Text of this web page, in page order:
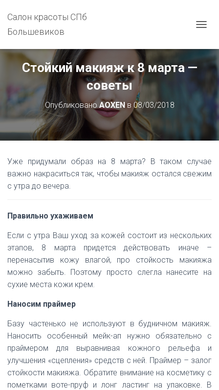
Салон красоты СПб
Большевиков
Р
И
Г
Стойкий макияж к 8 марта —
советы
Опубликовано AOXENв 08/03/2018
Уже придумали образ на 8 марта? В таком случае
важно накраситься так, чтобы макияж остался свежим
с утра до вечера.
Правильно ухаживаем
Если с утра Ваш уход за кожей состоит из нескольких
этапов, 8 марта придется действовать иначе –
перенасытив кожу влагой, про стойкость макияжа
можно забыть. Поэтому просто слегла нанесите на
сухие места кожи крем.
Наносим праймер
Базу частенько не используют в будничном макияж.
Наносить особенный мейк-ап нужно обязательно с
праймером для выравнивая кожного рельефа и
улучшения «сцепления» средств с ней. Праймер – залог
стойкости макияжа. Обратите внимание на косметику с
пометками воте-пруф и лонг ластинг на упаковке. В